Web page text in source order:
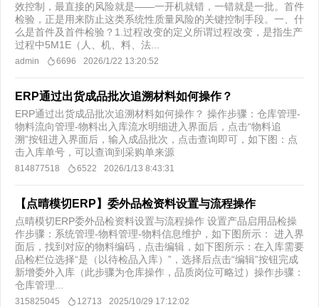
效控制，最直接的风险就是——一开机就错，一错就是一批。首件
检验，正是用来防止这类系统性质量风险的关键控制手段。一、什
么是首件及首件检验？1.过程改变的定义所谓过程改变，是指生产
过程中5M1E（人、机、料、法...
admin 6696 2026/1/22 13:20:52
ERP通过出货成品批次追溯材料如何操作？
ERP通过出货成品批次追溯材料如何操作？ 操作步骤：仓库管理-
物料流向管理-物料出入库流水明细进入界面后，点击“物料追
溯”按钮进入界面后，输入成品批次，点击查询即可，如下图：点
击入库单号，可以查询到采购单来源
814877518 6522 2026/1/13 8:43:31
【点晴模切ERP】委外品检资料设置与流程操作
点晴模切ERP委外品检资料设置与流程操作 设置产品启用品检操
作步骤：系统管理-物料管理-物料信息维护，如下图所示： 进入界
面后，找到对应的物料编码，点击编辑，如下图所示：在入库需要
品检栏位选择“是（以待检品入库）”，选择后点击“编辑”按钮完成
新增委外入库（此步骤为仓库操作，品质岗位可略过）操作步骤：
仓库管理...
315825045 12713 2025/10/29 17:12:02